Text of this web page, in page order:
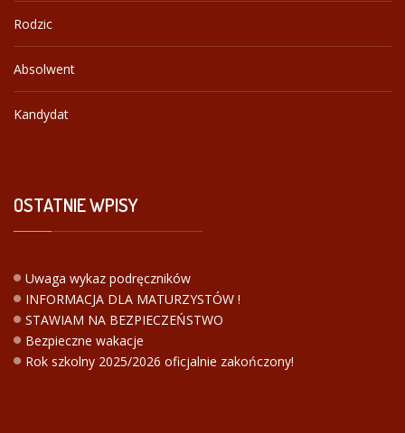
Rodzic
Absolwent
Kandydat
OSTATNIEWPISY
Uwaga wykaz podręczników
INFORMACJA DLA MATURZYSTÓW !
STAWIAM NA BEZPIECZEŃSTWO
Bezpieczne wakacje
Rok szkolny 2025/2026 oficjalnie zakończony!